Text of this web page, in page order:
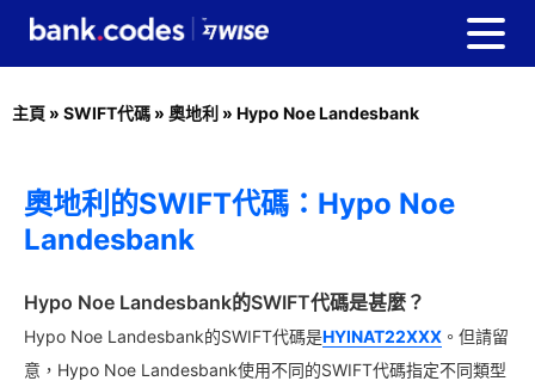
主頁 » SWIFT代碼 » 奧地利 » Hypo Noe Landesbank
奧地利的SWIFT代碼：Hypo Noe
Landesbank
Hypo Noe Landesbank的SWIFT代碼是甚麼？
Hypo Noe Landesbank的SWIFT代碼是HYINAT22XXX 。但請留
意，Hypo Noe Landesbank使用不同的SWIFT代碼指定不同類型